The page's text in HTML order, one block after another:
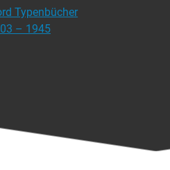
Typenbücher
– 1945